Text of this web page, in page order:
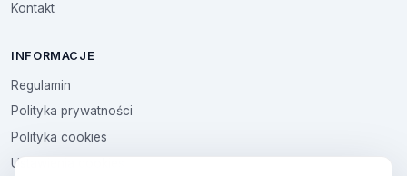
Kontakt
INFORMACJE
Regulamin
Polityka prywatności
Polityka cookies
Ustawienia cookies